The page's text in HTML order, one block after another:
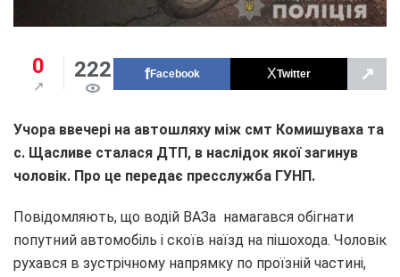
0 222 Facebook Twitter ↗
Учора ввечері на автошляху між смт Комишуваха та
с. Щасливе сталася ДТП, в наслідок якої загинув
чоловік. Про це передає пресслужба ГУНП.
Повідомляють, що водій ВАЗа намагався обігнати
попутний автомобіль і скоїв наїзд на пішохода. Чоловік
рухався в зустрічному напрямку по проїзній частині,